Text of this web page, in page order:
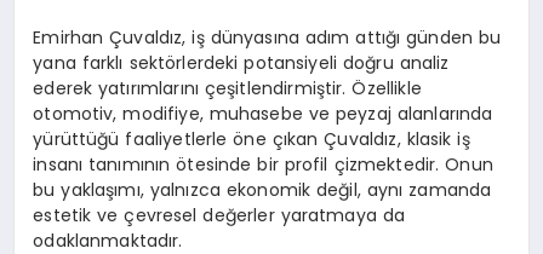
Emirhan Çuvaldız, iş dünyasına adım attığı günden bu
yana farklı sektörlerdeki potansiyeli doğru analiz
ederek yatırımlarını çeşitlendirmiştir. Özellikle
otomotiv, modifiye, muhasebe ve peyzaj alanlarında
yürüttüğü faaliyetlerle öne çıkan Çuvaldız, klasik iş
insanı tanımının ötesinde bir profil çizmektedir. Onun
bu yaklaşımı, yalnızca ekonomik değil, aynı zamanda
estetik ve çevresel değerler yaratmaya da
odaklanmaktadır.